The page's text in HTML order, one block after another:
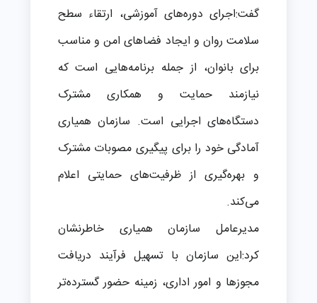
گفت:اجرای دوره‌های آموزشی، ارتقاء سطح
سلامت روان و ایجاد فضاهای امن و مناسب
برای بانوان، از جمله برنامه‌هایی است که
نیازمند حمایت و همکاری مشترک
دستگاه‌های اجرایی است. سازمان همیاری
آمادگی خود را برای پیگیری مصوبات مشترک
و بهره‌گیری از ظرفیت‌های حمایتی اعلام
می‌کند.
مدیرعامل سازمان همیاری خاطرنشان
کرد:این سازمان با تسهیل فرآیند دریافت
مجوزها و امور اداری، زمینه حضور گسترده‌تر